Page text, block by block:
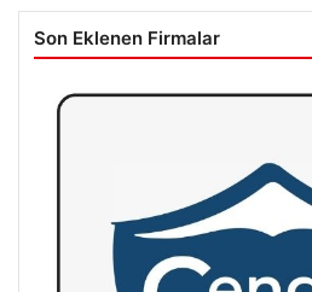
Son Eklenen Firmalar